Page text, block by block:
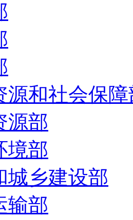
源和社会保
源部
境部
城乡建设部
输部